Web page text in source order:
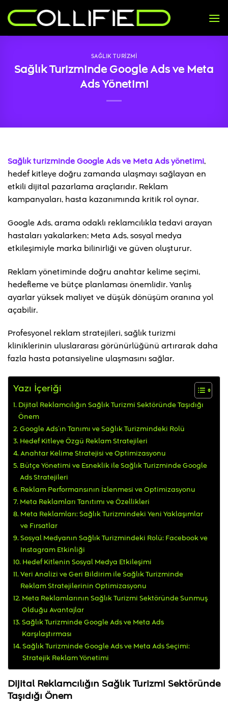
atla
SAĞLIK TURIZMI
Sağlık Turizminde Google Ads ve Meta
Ads Yönetimi
Sağlık turizminde Google Ads ve Meta Ads yönetimi,
hedef kitleye doğru zamanda ulaşmayı sağlayan en
etkili dijital pazarlama araçlarıdır. Reklam
kampanyaları, hasta kazanımında kritik rol oynar.
Google Ads, arama odaklı reklamcılıkla tedavi arayan
hastaları yakalarken; Meta Ads, sosyal medya
etkileşimiyle marka bilinirliği ve güven oluşturur.
Reklam yönetiminde doğru anahtar kelime seçimi,
hedefleme ve bütçe planlaması önemlidir. Yanlış
ayarlar yüksek maliyet ve düşük dönüşüm oranına yol
açabilir.
Profesyonel reklam stratejileri, sağlık turizmi
kliniklerinin uluslararası görünürlüğünü artırarak daha
fazla hasta potansiyeline ulaşmasını sağlar.
Yazı İçeriği
Dijital Reklamcılığın Sağlık Turizmi Sektöründe Taşıdığı
Önem
Google Ads’ın Tanımı ve Sağlık Turizmindeki Rolü
Hedef Kitleye Özgü Reklam Stratejileri
Anahtar Kelime Stratejisi ve Optimizasyonu
Bütçe Yönetimi ve Esneklik ile Sağlık Turizminde Google
Ads Stratejileri
Reklam Performansının İzlenmesi ve Optimizasyonu
Meta Reklamları Tanıtımı ve Özellikleri
Meta Reklamları: Sağlık Turizmindeki Yeni Yaklaşımlar
ve Fırsatlar
Sosyal Medyanın Sağlık Turizmindeki Rolü: Facebook ve
Instagram Etkinliği
Hedef Kitlenin Sosyal Medya Etkileşimi
Veri Analizi ve Geri Bildirim ile Sağlık Turizminde
Reklam Stratejilerinin Optimizasyonu
Meta Reklamlarının Sağlık Turizmi Sektöründe Sunmuş
Olduğu Avantajlar
Sağlık Turizminde Google Ads ve Meta Ads
Karşılaştırması
Sağlık Turizminde Google Ads ve Meta Ads Seçimi:
Stratejik Reklam Yönetimi
Dijital Reklamcılığın Sağlık Turizmi Sektöründe
Taşıdığı Önem